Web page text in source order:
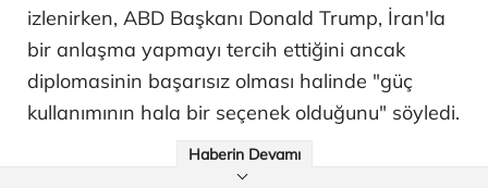
izlenirken, ABD Başkanı Donald Trump, İran'la
bir anlaşma yapmayı tercih ettiğini ancak
diplomasinin başarısız olması halinde "güç
kullanımının hala bir seçenek olduğunu" söyledi.
Haberin Devamı